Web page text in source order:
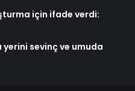
için ifade verdi:
sevinç ve umuda